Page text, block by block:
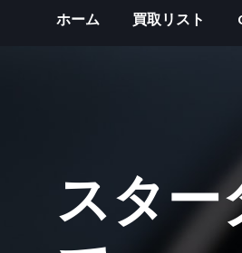
ホーム 買取リスト
スター